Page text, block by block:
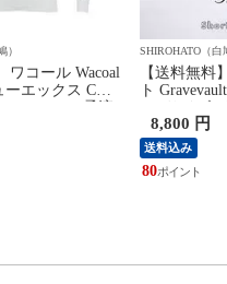
）
ワコール Wacoal
エックス CW-
メンズ トップ
ク 長袖 スポー
SHIROHATO（白
【送料無料
ト
まかせ 3P
ライズ 3枚
8,800 円
送料込み
80